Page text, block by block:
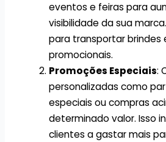
eventos e feiras para
visibilidade da sua
para transportar brindes
promocionais.
Promoções Especiais:
personalizadas como
especiais ou compras
determinado valor. Isso
clientes a gastar mais